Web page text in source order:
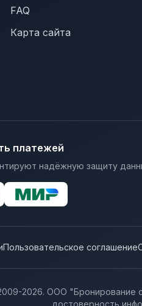
FAQ
Карта сайта
платежей
надёжную защиту
Пользовательское соглашение
2026. ООО "Бронирование
достоверность